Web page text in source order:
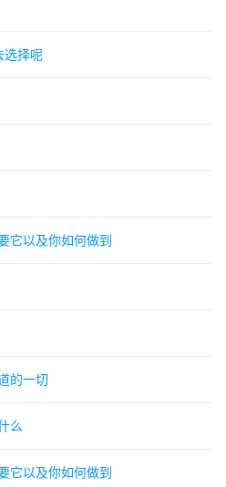
选择呢
它以及你如何做到
的一切
么
它以及你如何做到